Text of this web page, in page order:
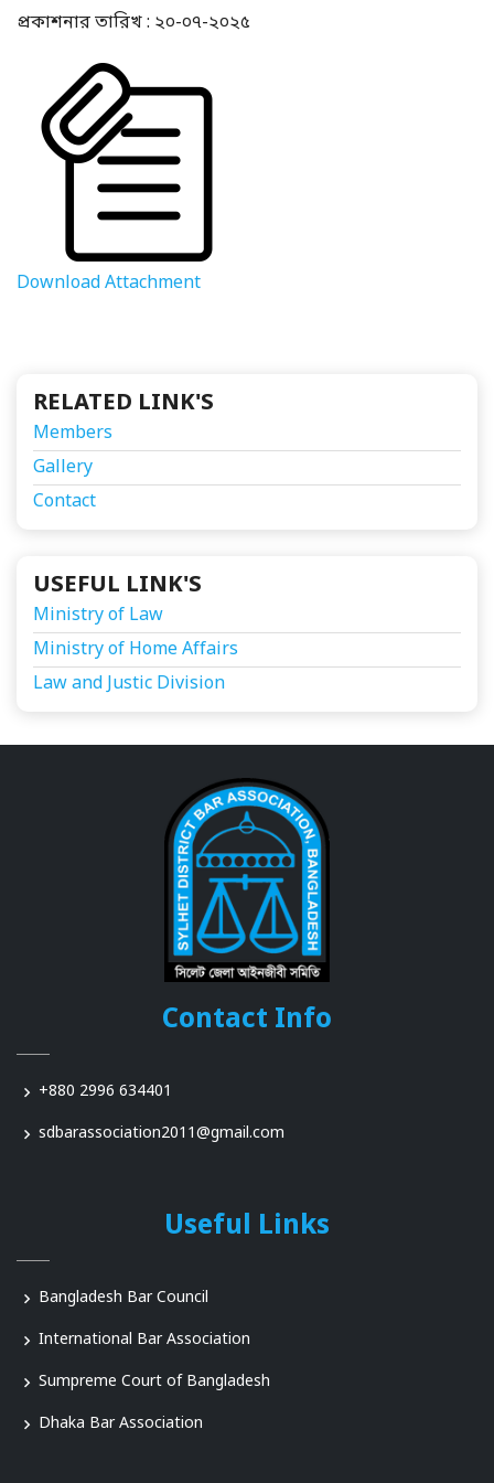
প্রকাশনার তারিখ : ২০-০৭-২০২৫
Download Attachment
RELATED LINK'S
Members
Gallery
Contact
USEFUL LINK'S
Ministry of Law
Ministry of Home Affairs
Law and Justic Division
Contact Info
+880 2996 634401
sdbarassociation2011@gmail.com
Useful Links
Bangladesh Bar Council
International Bar Association
Sumpreme Court of Bangladesh
Dhaka Bar Association